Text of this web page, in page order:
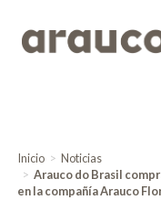
Inicio
Noticias
Arauco do Brasil
en la compañía Arauco